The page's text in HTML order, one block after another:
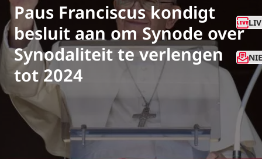
Paus Franciscus kondigt
besluit aan om Synode over
Synodaliteit te verlengen
tot 2024